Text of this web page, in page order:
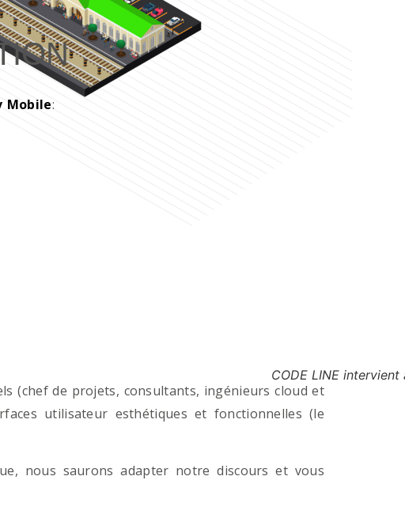
Mobile:
(chef de projets, consultants, ingénieurs cloud et
utilisateur esthétiques et fonctionnelles (le
nous saurons adapter notre discours et vous
CODE LINE intervient